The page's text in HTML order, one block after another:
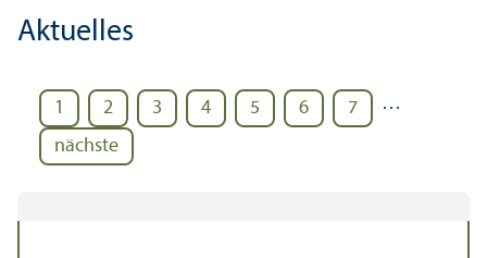
Aktuelles
1 2 3 4 5 6 7 …
nächste